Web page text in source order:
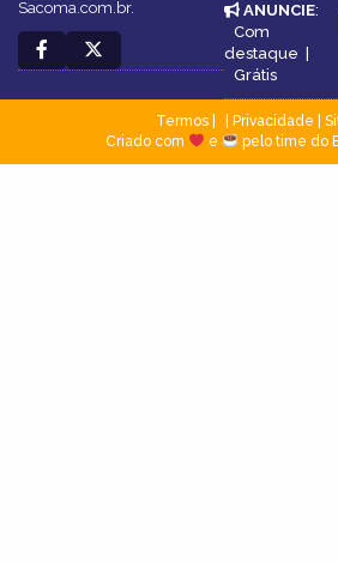
Sacoma.com.br.
ANUNCIE:
Com
destaque |
Grátis
Termos Privacidade
Criado com
e pelo time do